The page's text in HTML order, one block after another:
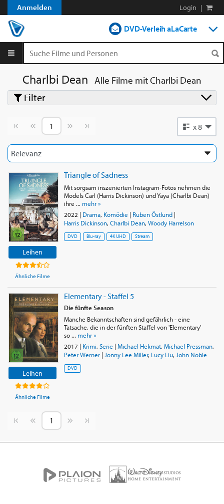
Anmelden Login |
DVD-Verleih aLaCarte
Charlbi Dean Alle Filme mitCharlbi Dean
Vorherige SeiteNächste Seite x 8
Leihen
Ähnliche Filme
Triangle of Sadness
Mit sorgsam inszenierten Instagram-Fotos nehmen die
Models Carl (Harris Dickinson) und Yaya (Charlbi Dean)
ihre ... mehr »
2022 | Drama, Komödie | Ruben Östlund|
Harris Dickinson, Charlbi Dean, Woody Harrelson
DVD Blu-ray 4K UHD Stream
Leihen
Ähnliche Filme
Elementary - Staffel 5
Die fünfte Season
Manche Bekanntschaften sind gefährlich - eine
Tatsache, die in der fünften Staffel von 'Elementary'
so ... mehr »
2017 | Krimi, Serie | Michael Hekmat, Michael Pressman,
Peter Werner| Jonny Lee Miller, Lucy Liu, John Noble
DVD
Vorherige SeiteNächste Seite
Filter